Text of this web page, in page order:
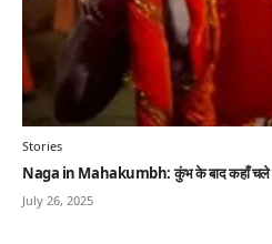
Stories
Naga in Mahakumbh: कुंभ के बाद कहाँ चले जाते
July 26, 2025